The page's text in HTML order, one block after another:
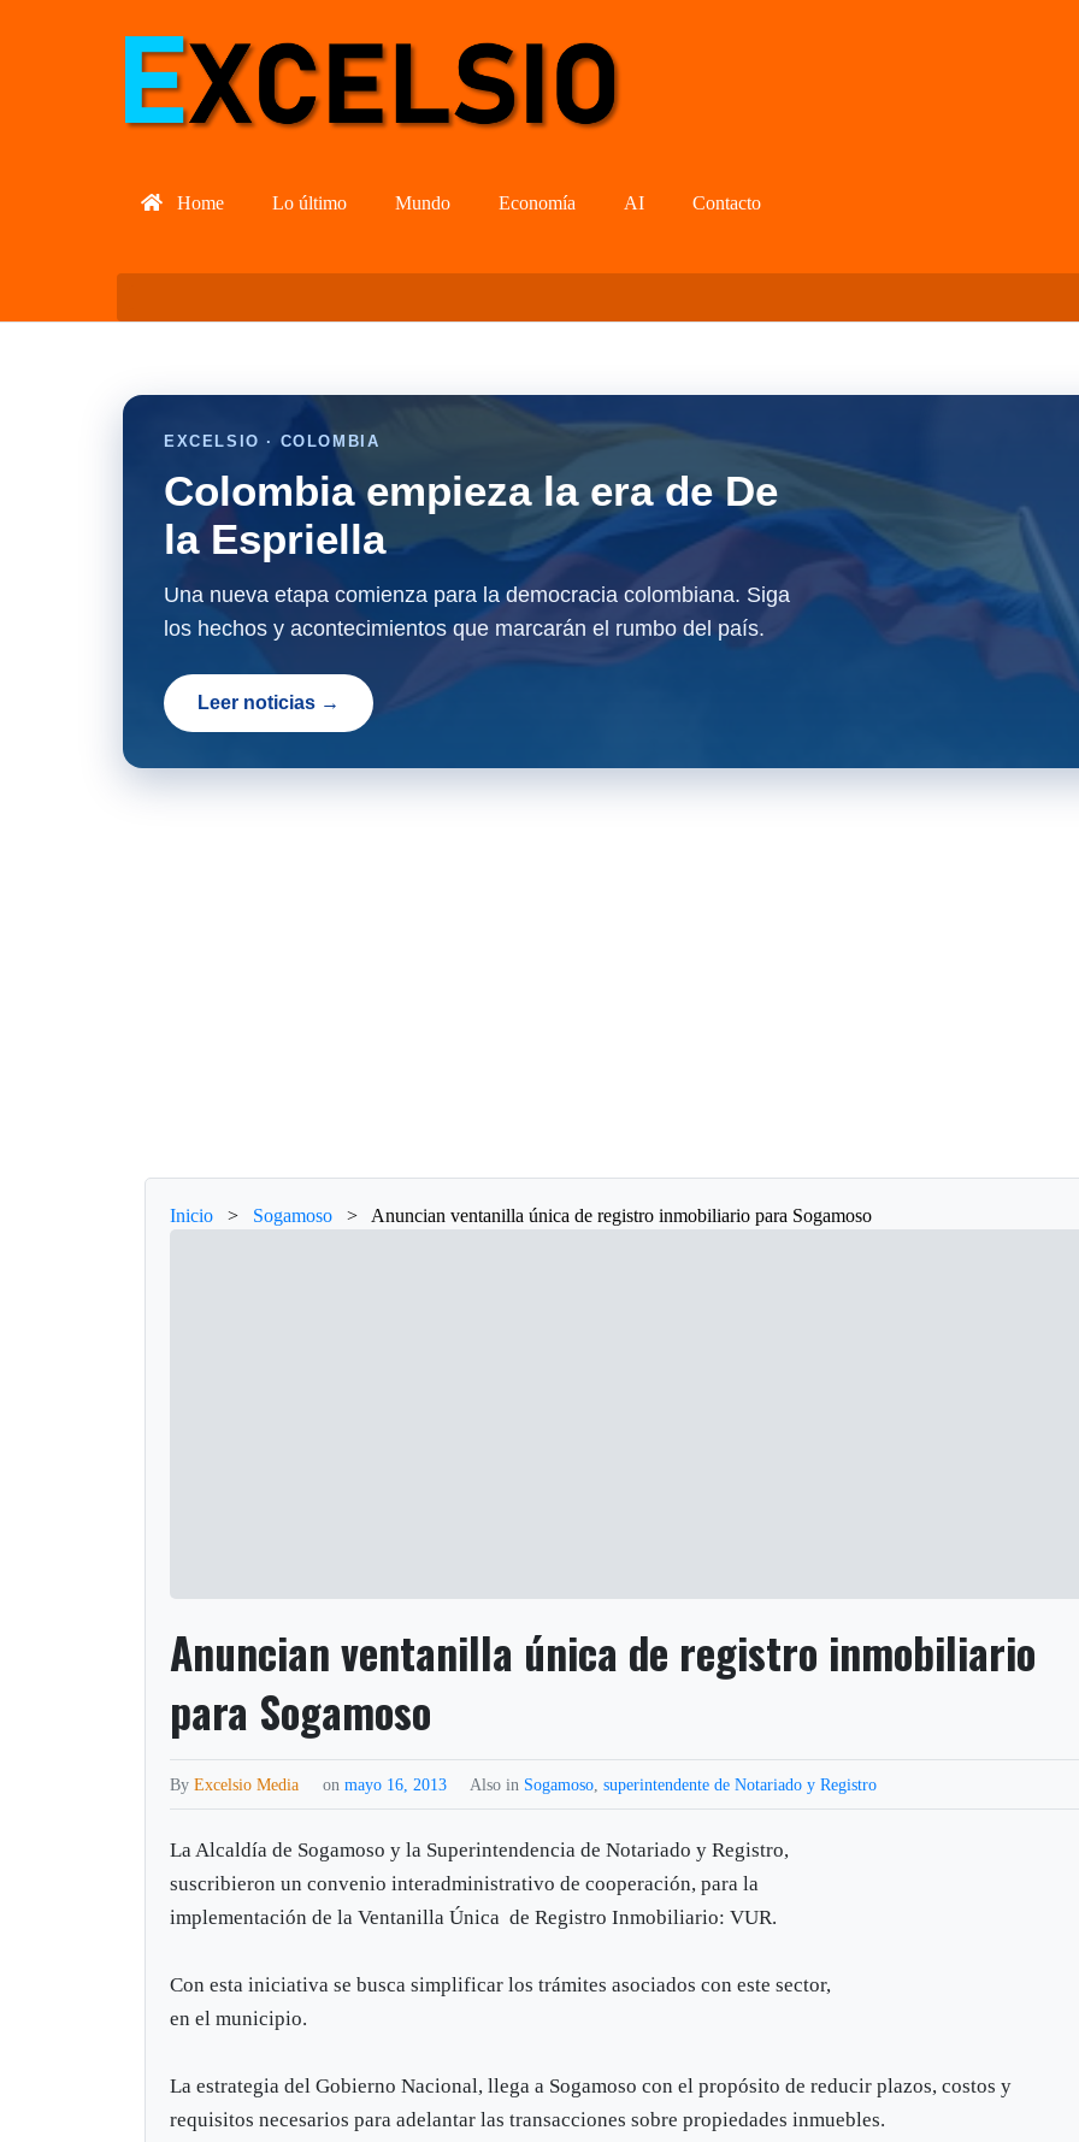
Home Lo último Mundo Economía AI Contacto
EXCELSIO · COLOMBIA
Colombia empieza la era de De
la Espriella
Una nueva etapa comienza para la democracia colombiana. Siga
los hechos y acontecimientos que marcarán el rumbo del país.
Leer noticias →
Inicio > Sogamoso > Anuncian ventanilla única de registro inmobiliario para Sogamoso
Anuncian ventanilla única de registro inmobiliario
para Sogamoso
ByExcelsio Media onmayo 16, 2013 Also in Sogamoso ,superintendente de Notariado y Registro
La Alcaldía de Sogamoso y la Superintendencia de Notariado y Registro,
suscribieron un convenio interadministrativo de cooperación, para la
implementación de la Ventanilla Única de Registro Inmobiliario: VUR.
Con esta iniciativa se busca simplificar los trámites asociados con este sector,
en el municipio.
La estrategia del Gobierno Nacional, llega a Sogamoso con el propósito de reducir plazos, costos y
requisitos necesarios para adelantar las transacciones sobre propiedades inmuebles.